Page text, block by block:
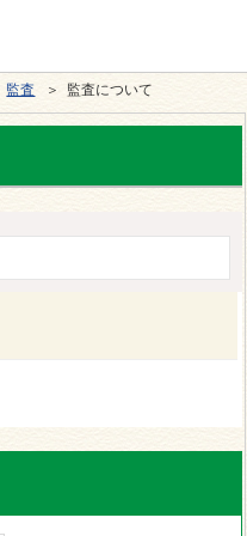
監査 ＞ 監査について